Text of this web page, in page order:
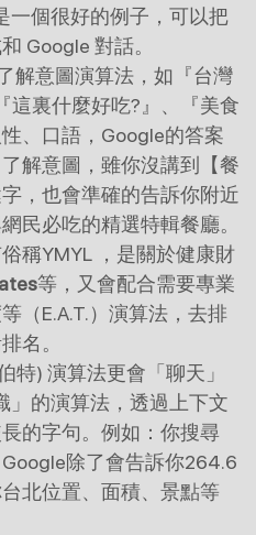
一個很好的例子，可以把
Google 對話。
解意圖演算法，如『台灣
這裏什麼好吃?』、『美食
、口語，Google的答案
解意圖，雖你沒講到【餐
，也會準確的告訴你附近
民必吃的精選特輯餐廳。
稱YMYL ，是關於健康財
等，又會配合需要專業
（E.A.T.）演算法，去排
名。
特) 演算法更會「聊天」
」的演算法，透過上下文
的字句。例如：你搜尋
Google除了會告訴你264.6
北位置、面積、景點等